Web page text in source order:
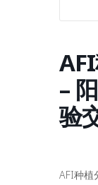
–
验
AFI种植